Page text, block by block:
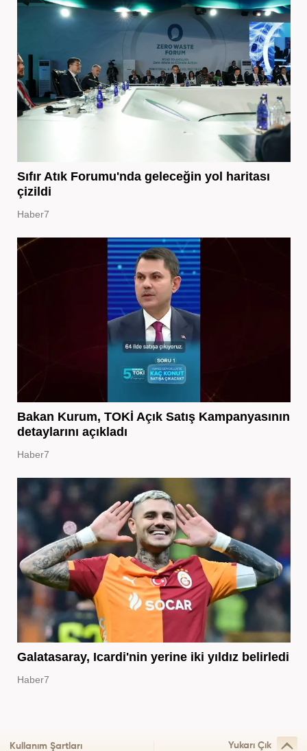
Sıfır Atık Forumu'nda geleceğin yol haritası
çizildi
Haber7
Bakan Kurum, TOKİ Açık Satış Kampanyasının
detaylarını açıkladı
Haber7
Galatasaray, Icardi'nin yerine iki yıldız belirledi
Haber7
Kullanım Şartları Yukarı Çık